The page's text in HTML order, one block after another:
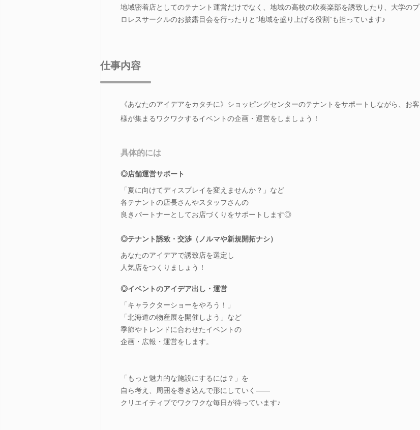
地域密着店としてのテナント運営だけでなく、地域の高校の吹奏楽部を誘致したり、大学のプ
ロレスサークルのお披露目会を行ったりと“地域を盛り上げる役割”も担っています♪
仕事内容
《あなたのアイデアをカタチに》ショッピングセンターのテナントをサポートしながら、お客
様が集まるワクワクするイベントの企画・運営をしましょう！
具体的には
◎店舗運営サポート
「夏に向けてディスプレイを変えませんか？」など
各テナントの店長さんやスタッフさんの
良きパートナーとしてお店づくりをサポートします◎
◎テナント誘致・交渉（ノルマや新規開拓ナシ）
あなたのアイデアで誘致店を選定し
人気店をつくりましょう！
◎イベントのアイデア出し・運営
「キャラクターショーをやろう！」
「北海道の物産展を開催しよう」など
季節やトレンドに合わせたイベントの
企画・広報・運営をします。
「もっと魅力的な施設にするには？」を
自ら考え、周囲を巻き込んで形にしていく――
クリエイティブでワクワクな毎日が待っています♪